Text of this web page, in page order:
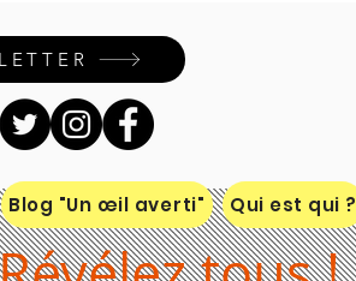
et dirigeants
Blog "Un œil averti" Qui est qui ?